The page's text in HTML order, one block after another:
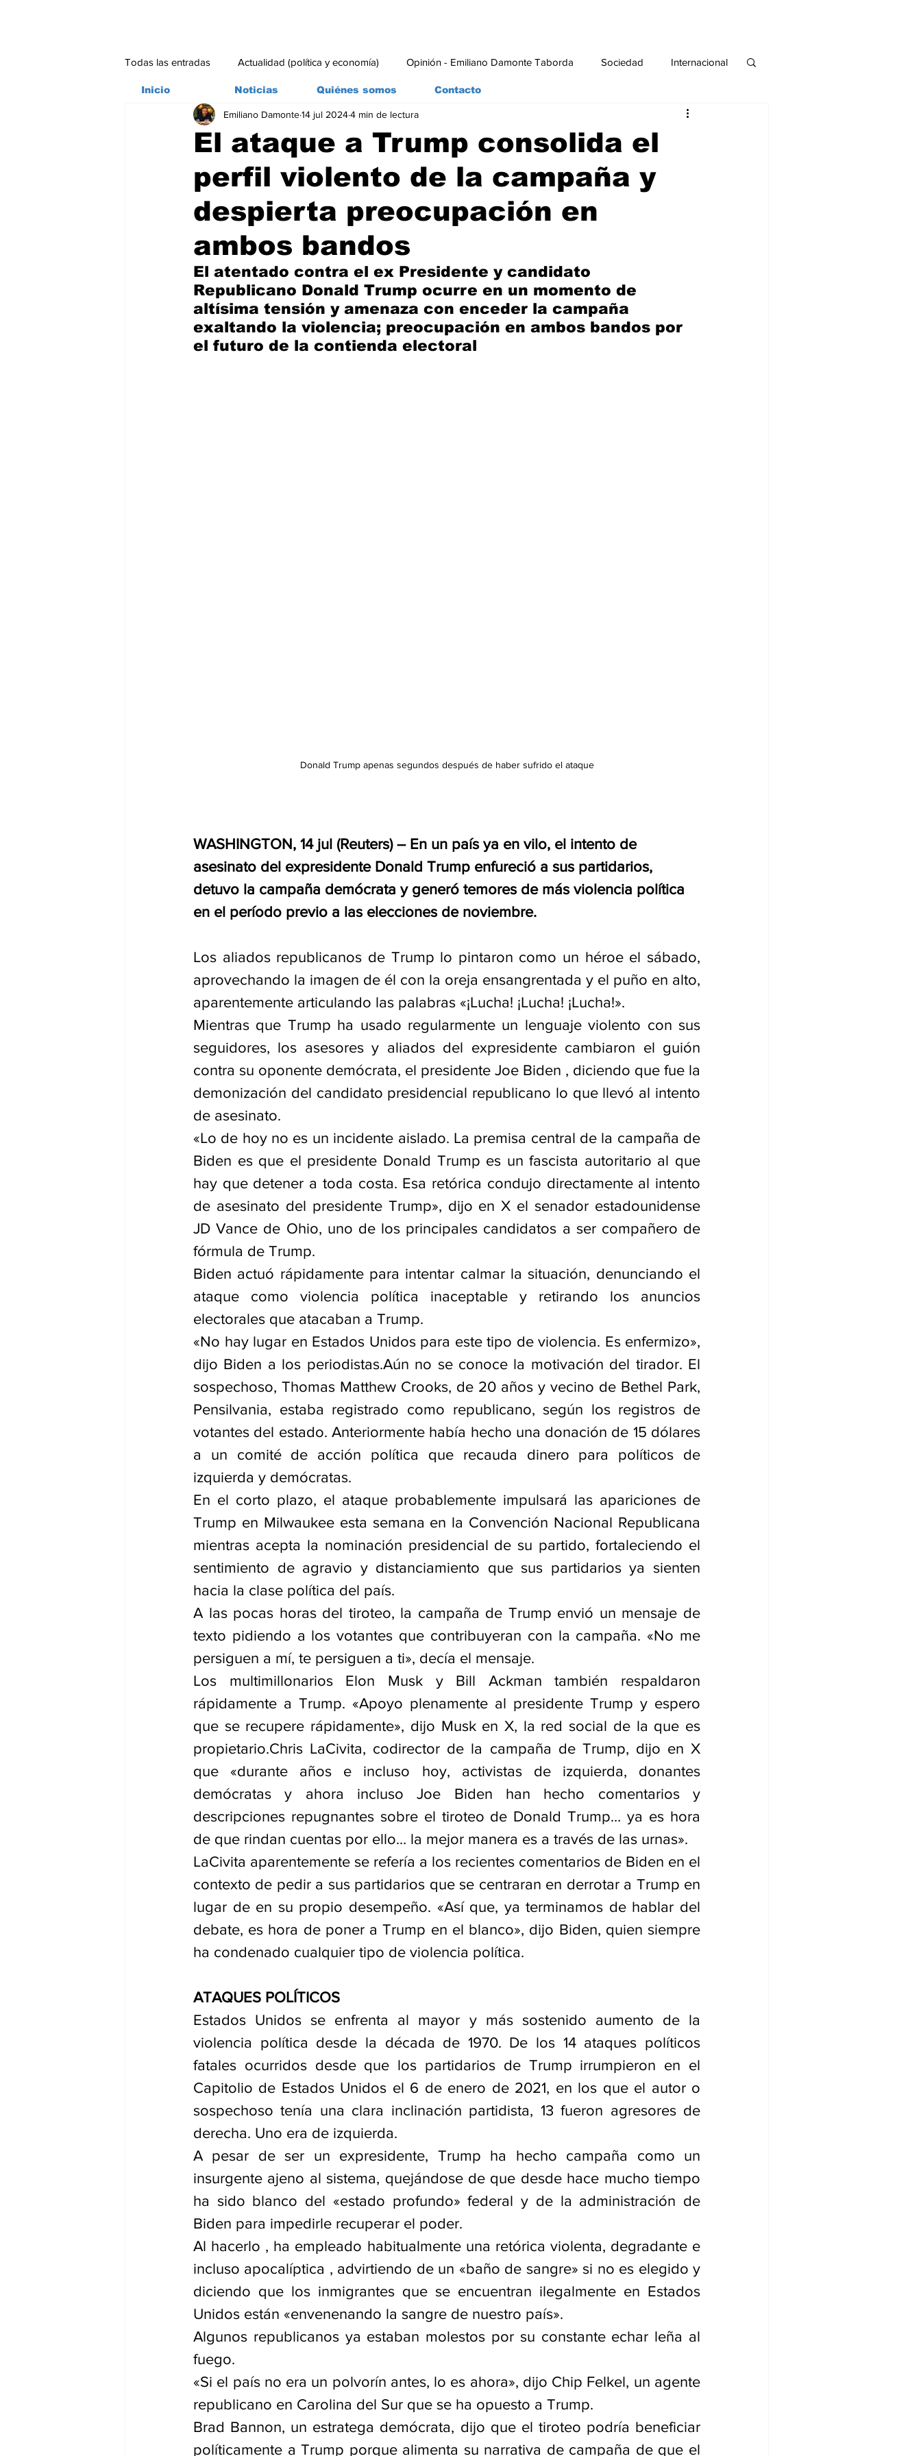
Todas las entradas Actualidad (política y economía) Opinión - Emiliano Damonte Taborda Sociedad Internacional
Ambiente Editorial Economía y Producción
El ataque a Trump consolida el
perfil violento de la campaña y
despierta preocupación en
ambos bandos
Emiliano Damonte14 jul 20244 min de lectura
El atentado contra el ex Presidente y candidato
Republicano Donald Trump ocurre en un momento de
altísima tensión y amenaza con enceder la campaña
exaltando la violencia; preocupación en ambos bandos por
el futuro de la contienda electoral
Donald Trump apenas segundos después de haber sufrido el ataque
WASHINGTON, 14 jul (Reuters) – En un país ya en vilo, el intento de
asesinato del expresidente Donald Trump enfureció a sus partidarios,
detuvo la campaña demócrata y generó temores de más violencia política
en el período previo a las elecciones de noviembre.
Los aliados republicanos de Trump lo pintaron como un héroe el sábado,
aprovechando la imagen de él con la oreja ensangrentada y el puño en alto,
aparentemente articulando las palabras «¡Lucha! ¡Lucha! ¡Lucha!».
Mientras que Trump ha usado regularmente un lenguaje violento con sus
seguidores, los asesores y aliados del expresidente cambiaron el guión
contra su oponente demócrata, el presidente Joe Biden , diciendo que fue la
demonización del candidato presidencial republicano lo que llevó al intento
de asesinato.
«Lo de hoy no es un incidente aislado. La premisa central de la campaña de
Biden es que el presidente Donald Trump es un fascista autoritario al que
hay que detener a toda costa. Esa retórica condujo directamente al intento
de asesinato del presidente Trump», dijo en X el senador estadounidense
JD Vance de Ohio, uno de los principales candidatos a ser compañero de
fórmula de Trump.
Biden actuó rápidamente para intentar calmar la situación, denunciando el
ataque como violencia política inaceptable y retirando los anuncios
electorales que atacaban a Trump.
«No hay lugar en Estados Unidos para este tipo de violencia. Es enfermizo»,
dijo Biden a los periodistas.Aún no se conoce la motivación del tirador. El
sospechoso, Thomas Matthew Crooks, de 20 años y vecino de Bethel Park,
Pensilvania, estaba registrado como republicano, según los registros de
votantes del estado. Anteriormente había hecho una donación de 15 dólares
a un comité de acción política que recauda dinero para políticos de
izquierda y demócratas.
En el corto plazo, el ataque probablemente impulsará las apariciones de
Trump en Milwaukee esta semana en la Convención Nacional Republicana
mientras acepta la nominación presidencial de su partido, fortaleciendo el
sentimiento de agravio y distanciamiento que sus partidarios ya sienten
hacia la clase política del país.
A las pocas horas del tiroteo, la campaña de Trump envió un mensaje de
texto pidiendo a los votantes que contribuyeran con la campaña. «No me
persiguen a mí, te persiguen a ti», decía el mensaje.
Los multimillonarios Elon Musk y Bill Ackman también respaldaron
rápidamente a Trump. «Apoyo plenamente al presidente Trump y espero
que se recupere rápidamente», dijo Musk en X, la red social de la que es
propietario.Chris LaCivita, codirector de la campaña de Trump, dijo en X
que «durante años e incluso hoy, activistas de izquierda, donantes
demócratas y ahora incluso Joe Biden han hecho comentarios y
descripciones repugnantes sobre el tiroteo de Donald Trump… ya es hora
de que rindan cuentas por ello… la mejor manera es a través de las urnas».
LaCivita aparentemente se refería a los recientes comentarios de Biden en el
contexto de pedir a sus partidarios que se centraran en derrotar a Trump en
lugar de en su propio desempeño. «Así que, ya terminamos de hablar del
debate, es hora de poner a Trump en el blanco», dijo Biden, quien siempre
ha condenado cualquier tipo de violencia política.
ATAQUES POLÍTICOS
Estados Unidos se enfrenta al mayor y más sostenido aumento de la
violencia política desde la década de 1970. De los 14 ataques políticos
fatales ocurridos desde que los partidarios de Trump irrumpieron en el
Capitolio de Estados Unidos el 6 de enero de 2021, en los que el autor o
sospechoso tenía una clara inclinación partidista, 13 fueron agresores de
derecha. Uno era de izquierda.
A pesar de ser un expresidente, Trump ha hecho campaña como un
insurgente ajeno al sistema, quejándose de que desde hace mucho tiempo
ha sido blanco del «estado profundo» federal y de la administración de
Biden para impedirle recuperar el poder.
Al hacerlo , ha empleado habitualmente una retórica violenta, degradante e
incluso apocalíptica , advirtiendo de un «baño de sangre» si no es elegido y
diciendo que los inmigrantes que se encuentran ilegalmente en Estados
Unidos están «envenenando la sangre de nuestro país».
Algunos republicanos ya estaban molestos por su constante echar leña al
fuego.
«Si el país no era un polvorín antes, lo es ahora», dijo Chip Felkel, un agente
republicano en Carolina del Sur que se ha opuesto a Trump.
Brad Bannon, un estratega demócrata, dijo que el tiroteo podría beneficiar
políticamente a Trump porque alimenta su narrativa de campaña de que el
Inicio Noticias Quiénes somos Contacto